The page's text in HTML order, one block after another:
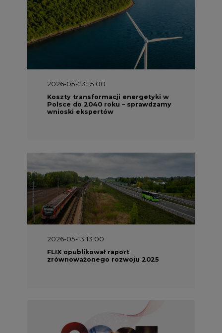
2026-05-23 15:00
Koszty transformacji energetyki w
Polsce do 2040 roku – sprawdzamy
wnioski ekspertów
2026-05-13 13:00
FLIX opublikował raport
zrównoważonego rozwoju 2025